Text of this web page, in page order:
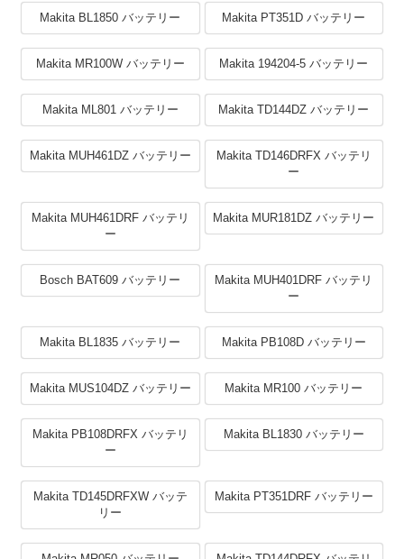
Makita BL1850 バッテリー Makita PT351D バッテリー
Makita MR100W バッテリー Makita 194204-5 バッテリー
Makita ML801 バッテリー Makita TD144DZ バッテリー
Makita MUH461DZ バッテリー
Makita TD146DRFX バッテリ
ー
Makita MUH461DRF バッテリ
ー
Makita MUR181DZ バッテリー
Bosch BAT609 バッテリー
Makita MUH401DRF バッテリ
ー
Makita BL1835 バッテリー Makita PB108D バッテリー
Makita MUS104DZ バッテリー Makita MR100 バッテリー
Makita PB108DRFX バッテリ
ー
Makita BL1830 バッテリー
Makita TD145DRFXW バッテ
リー
Makita PT351DRF バッテリー